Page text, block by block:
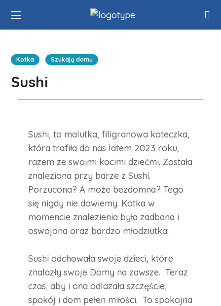
Kotka Szukają domu
Sushi
Sushi, to malutka, filigranowa koteczka,
która trafiła do nas latem 2023 roku,
razem ze swoimi kocimi dziećmi. Została
znaleziona przy barze z Sushi.
Porzucona? A może bezdomna? Tego
się nigdy nie dowiemy. Kotka w
momencie znalezienia była zadbana i
oswojona oraz bardzo młodziutka.
Sushi odchowała swoje dzieci, które
znalazły swoje Domy na zawsze. Teraz
czas, aby i ona odlazała szczęście,
spokój i dom pełen miłości. To spokojna